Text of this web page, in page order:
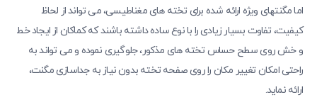
اما مگنتهای ویژه ارائه شده برای تخته های مغناطیسی، می تواند از لحاظ
کیفیت، تفاوت بسیار زیادی را با نوع ساده داشته باشند که کماکان از ایجاد خط
و خش روی سطح حساس تخته های مذکور، جلوگیری نموده و می تواند به
راحتی امکان تغییر مکان را روی صفحه تخته بدون نیاز به جداسازی مگنت،
ارائه نماید.